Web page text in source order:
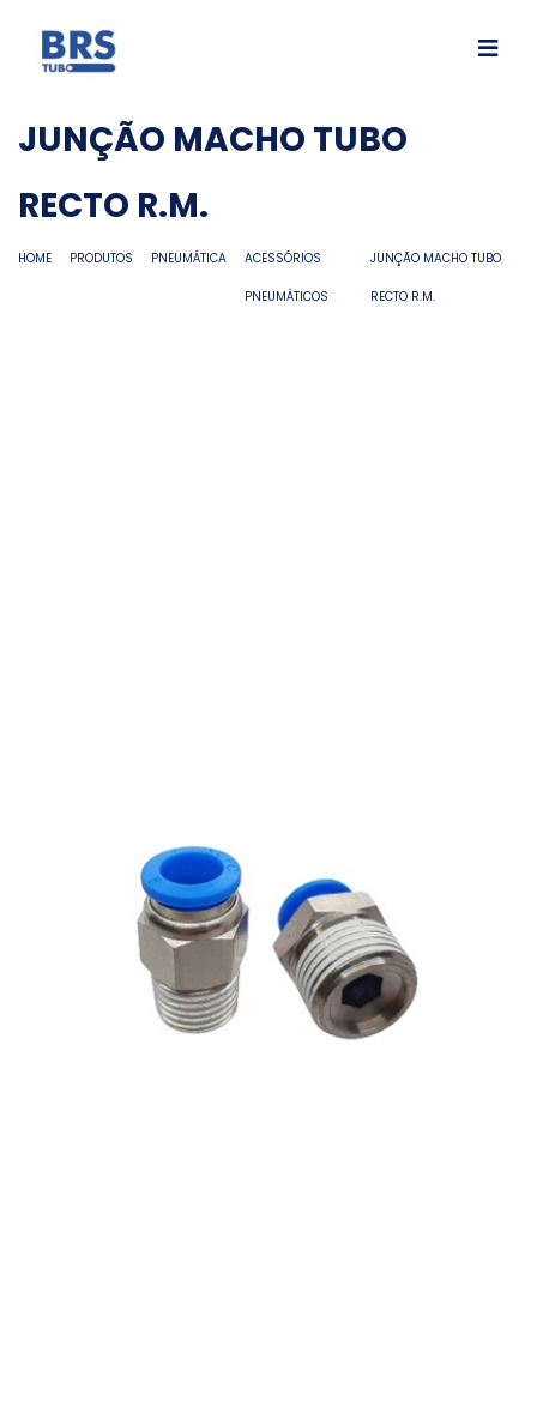
JUNÇÃO MACHO TUBO
RECTO R.M.
HOME PRODUTOS PNEUMÁTICA ACESSÓRIOS
PNEUMÁTICOS
JUNÇÃO MACHO TUBO
RECTO R.M.